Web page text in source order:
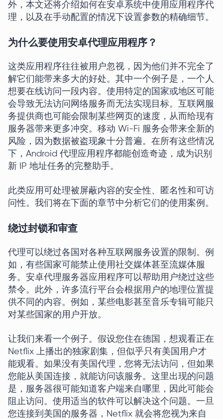
外，本文还将介绍如何在安卓系统中使用应用程序代
理，以及在手动配置的情况下设置参数的精确细节。
为什么要使用安卓代理应用程序？
这类应用程序往往被用户忽视，因为他们并不完全了
解它们能带来多大的好处。其中一个例子是，一个人
想要在线访问一段内容。使用特定的国家或地区可能
会导致无法访问网络服务而无法实现目标。互联网服
务提供商也可能会限制某些网页的速度，从而给现有
服务器带来更多冲突。移动 Wi-Fi 服务会带来全新的
风险，因为数据被盗现象十分普遍。在所有这些情况
下，Android 代理应用程序都能创造奇迹，成为识别
新 IP 地址任务的完整助手。
此类应用可处理被屏蔽内容的安全性、匿名性和可访
问性。我们将在下面的章节中分析它们的使用案例。
绕过封锁和审查
代理可以绕过各国对各种互联网服务设置的限制。例
如，有些国家可能禁止使用社交媒体甚至流媒体服
务。安卓代理服务器应用程序可以帮助用户绕过这些
禁令。此外，许多流行平台会根据用户的地理位置提
供不同的内容。例如，某些电影甚至音乐专辑可能只
对某些国家的用户开放。
让我们来看一个例子。假设您住在德国，想观看正在
Netflix 上播出的独家剧集，但似乎只有美国用户才
能观看。如果没有美国代理，您将无法访问，但如果
您能从美国连接，就能访问该服务。这里出现的问题
是，服务器很可能知道客户端来自哪里，因此可能会
阻止访问。使用适当的软件可以解决这个问题。一旦
您连接到美国的服务器，Netflix 就会将您视为来自